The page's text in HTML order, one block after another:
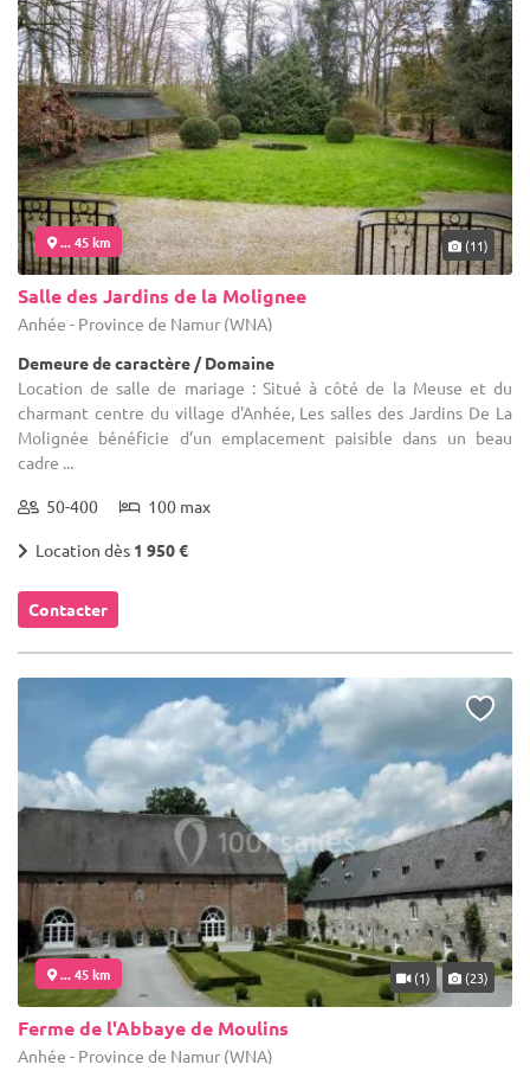
... 45 km (11)
Salle des Jardins de la Molignee
Anhée - Province de Namur (WNA)
Demeure de caractère / Domaine
Location de salle de mariage : Situé à côté de la Meuse et du
charmant centre du village d'Anhée, Les salles des Jardins De La
Molignée bénéficie d’un emplacement paisible dans un beau
cadre ...
50-400 100 max
Location dès 1 950 €
Contacter
... 45 km (1) (23)
Ferme de l'Abbaye de Moulins
Anhée - Province de Namur (WNA)